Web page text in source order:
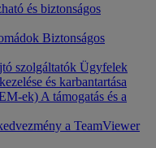
és biztonságos
Biztonságos
szolgáltatók Ügyfelek
és karbantartása
ek) A támogatás és a
a TeamViewer